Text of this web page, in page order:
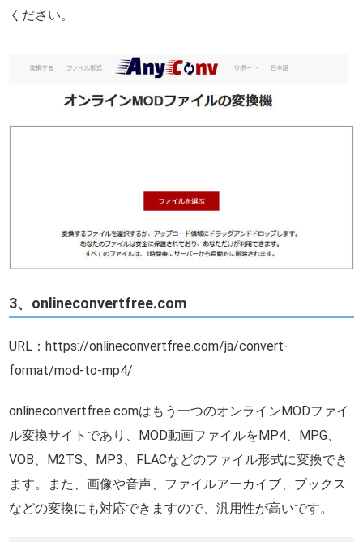
ください。
3、onlineconvertfree.com
URL：https://onlineconvertfree.com/ja/convert-
format/mod-to-mp4/
onlineconvertfree.comはもう一つのオンラインMODファイ
ル変換サイトであり、MOD動画ファイルをMP4、MPG、
VOB、M2TS、MP3、FLACなどのファイル形式に変換でき
ます。また、画像や音声、ファイルアーカイブ、ブックス
などの変換にも対応できますので、汎用性が高いです。